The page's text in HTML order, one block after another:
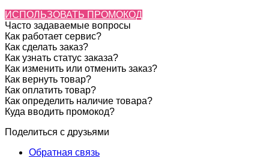
ИСПОЛЬЗОВАТЬ ПРОМОКОД
Часто задаваемые вопросы
Как работает сервис?
Как сделать заказ?
Как узнать статус заказа?
Как изменить или отменить заказ?
Как вернуть товар?
Как оплатить товар?
Как определить наличие товара?
Куда вводить промокод?
Поделиться с друзьями
Обратная связь